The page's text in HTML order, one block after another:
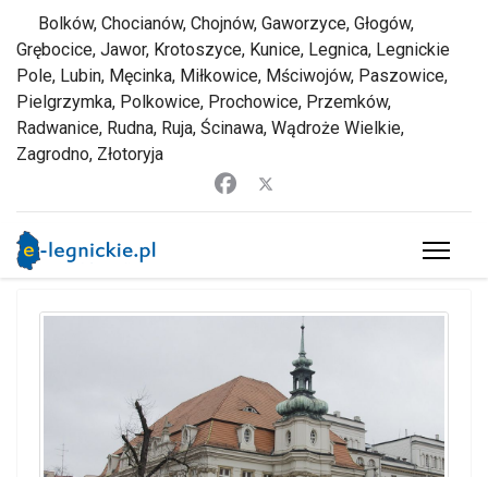
Bolków, Chocianów, Chojnów, Gaworzyce, Głogów,
Grębocice, Jawor, Krotoszyce, Kunice, Legnica, Legnickie
Pole, Lubin, Męcinka, Miłkowice, Mściwojów, Paszowice,
Pielgrzymka, Polkowice, Prochowice, Przemków,
Radwanice, Rudna, Ruja, Ścinawa, Wądroże Wielkie,
Zagrodno, Złotoryja